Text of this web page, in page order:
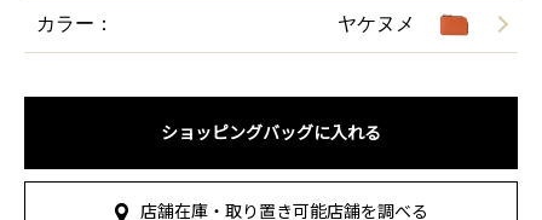
カラー： ヤケヌメ
ショッピングバッグに入れる
店舗在庫・取り置き可能店舗を調べる